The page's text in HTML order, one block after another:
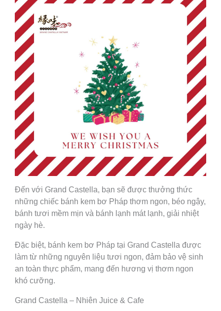
Đến với Grand Castella, bạn sẽ được thưởng thức
những chiếc bánh kem bơ Pháp thơm ngon, béo ngậy,
bánh tươi mềm mịn và bánh lạnh mát lạnh, giải nhiệt
ngày hè.
Đặc biệt, bánh kem bơ Pháp tại Grand Castella được
làm từ những nguyên liệu tươi ngon, đảm bảo vệ sinh
an toàn thực phẩm, mang đến hương vị thơm ngon
khó cưỡng.
Grand Castella – Nhiên Juice & Cafe